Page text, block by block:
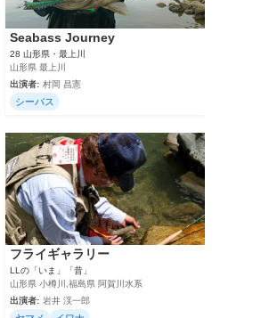
Seabass Journey
28 山形県・最上川
山形県 最上川
出演者: 村岡 昌憲
シーバス
フライギャラリー
LLの「いま」「昔」
山形県 小樽川,福島県 阿賀川水系
出演者: 岩井 渓一郎